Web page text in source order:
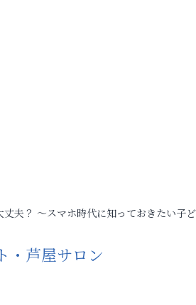
夫？ ～スマホ時代に知っておきたい子
・芦屋サロン